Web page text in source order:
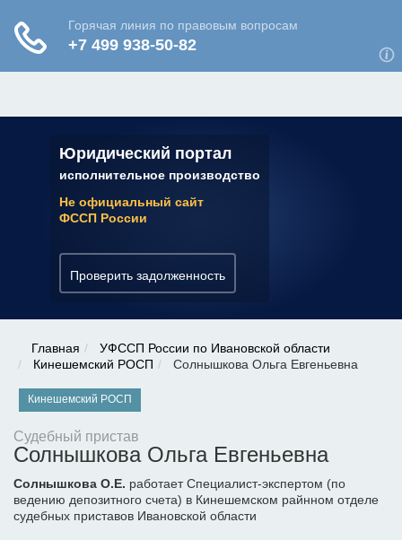
Юридический портал
исполнительное производство
Не официальный сайт
ФССП России
Проверить задолженность
✆ 7 (800) 350-22-64
Главная
УФССП России по Ивановской области
Кинешемский РОСП
Солнышкова Ольга Евгеньевна
Кинешемский РОСП
Судебный пристав
Солнышкова Ольга Евгеньевна
Солнышкова О.Е. работает Специалист-экспертом (по
ведению депозитного счета) в Кинешемском райнном отделе
судебных приставов Ивановской области